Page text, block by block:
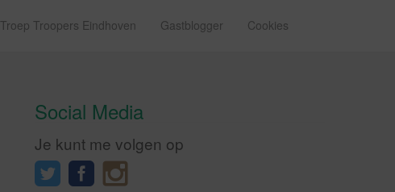
Troep Troopers Eindhoven Gastblogger Cookies
Social Media
Je kunt me volgen op